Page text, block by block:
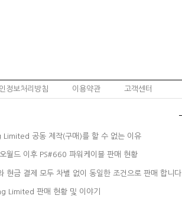
정보처리방침 이용약관 고객센터
공동 제작(구매)를 할 수 없는 이유
월드 이후 PS#660 파워케이블 판매 현황
현금 결제 모두 차별 없이 동일한 조건으로 판매 합니다.
Limited 판매 현황 및 이야기